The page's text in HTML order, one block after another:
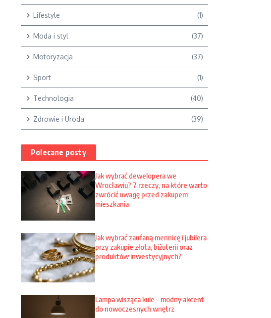
Lifestyle (1)
Moda i styl (37)
Motoryzacja (37)
Sport (1)
Technologia (40)
Zdrowie i Uroda (39)
Polecane posty
Jak wybrać dewelopera we
Wrocławiu? 7 rzeczy, na które warto
zwrócić uwagę przed zakupem
mieszkania
Jak wybrać zaufaną mennicę i jubilera
przy zakupie złota, biżuterii oraz
produktów inwestycyjnych?
Lampa wisząca kule – modny akcent
do nowoczesnych wnętrz